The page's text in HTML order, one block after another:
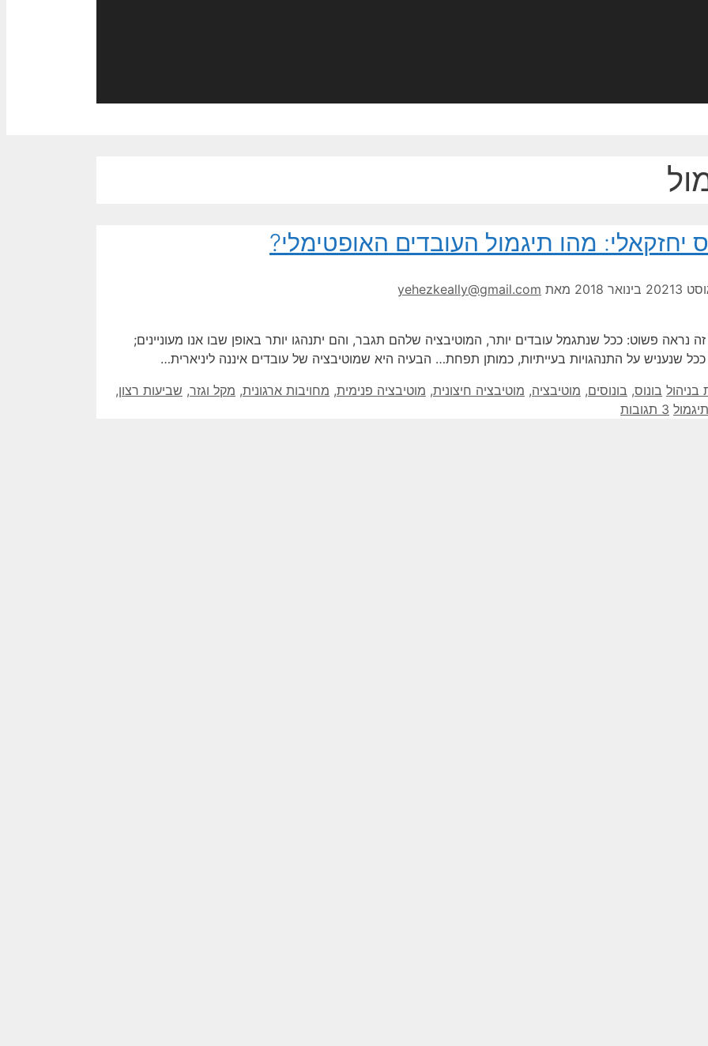
יחזקאלי: מהו תיגמול העובדים האופטימלי?
3 בינואר 2018 מאת yehezkeally@gmail.com
נראה פשוט: ככל שנתגמל עובדים יותר, המוטיבציה שלהם תגבר, והם יתנהגו יותר באופן שבו אנו מעוניינים;
ככל שנעניש על התנהגויות בעייתיות, כמותן תפחת… הבעיה היא שמוטיבציה של עובדים איננה ליניארית…
בניהול תגיות
בונוס, בונוסים, מוטיבציה, מוטיבציה חיצונית, מוטיבציה פנימית, מחויבות ארגונית, מקל וגזר, שביעות רצון,
תיגמול 3 תגובות